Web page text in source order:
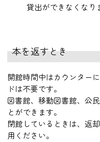
貸出ができなくなり
本を返すとき
開館時間中はカウンター
ドは不要です。
図書館、移動図書館、公
とができます。
閉館しているときは、返
用ください。